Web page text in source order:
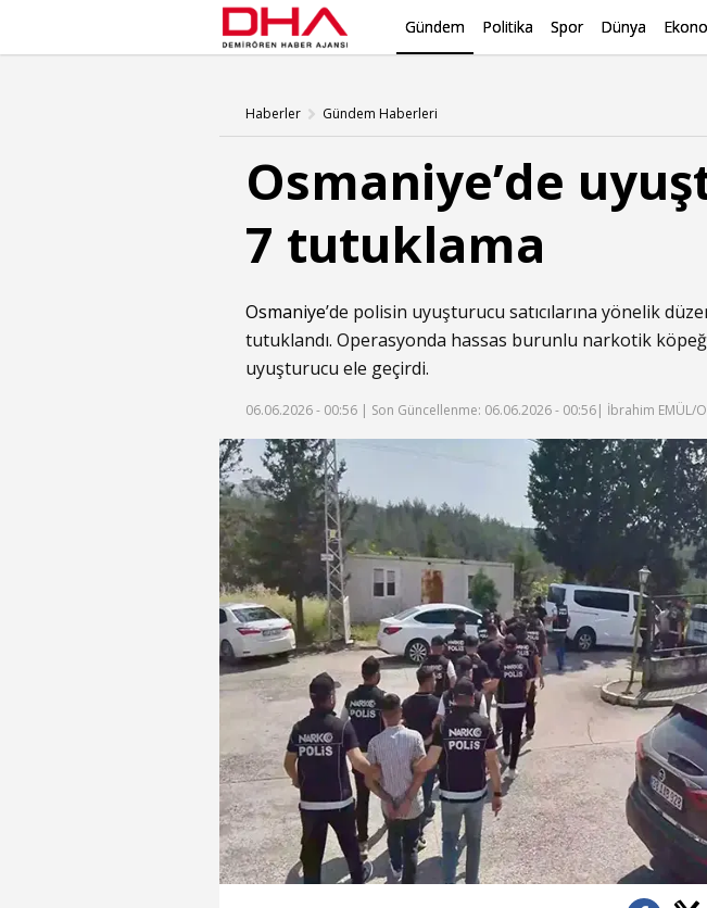
Gündem Politika Spor Dünya
Haberler Gündem Haberleri
Osmaniye’de
7 tutuklama
Osmaniye’de polisin uyuşturucu satıcılarına yönelik
tutuklandı. Operasyonda hassas burunlu narkotik
uyuşturucu ele geçirdi.
06.06.2026 - 00:56 | Son Güncellenme: 06.06.2026 - 00:56| İbrahim EMÜL/